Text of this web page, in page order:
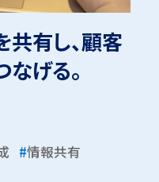
有し、顧客
げる。
#情報共有